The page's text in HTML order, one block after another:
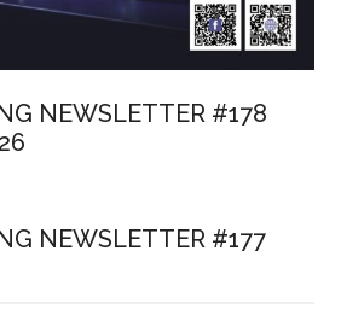
NEWSLETTER #178
NEWSLETTER #177